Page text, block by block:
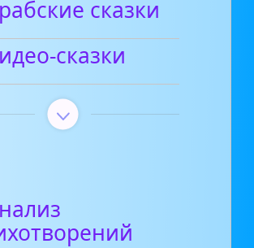
сказки
сказки